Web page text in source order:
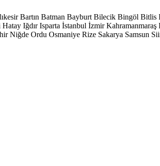
Bartın Batman Bayburt Bilecik Bingöl Bitlis
Hatay Iğdır Isparta İstanbul İzmir Kahramanmaraş
Niğde Ordu Osmaniye Rize Sakarya Samsun